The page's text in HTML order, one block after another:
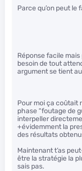
Parce qu’on peut le
Réponse facile mais
besoin de tout
argument se tient
Pour moi ça coûtait
phase “foutage de
interpeller
+évidemment la
des résultats
Maintenant t’as
être la stratégie la
sais pas.